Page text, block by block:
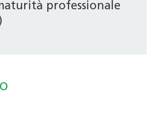
professionale